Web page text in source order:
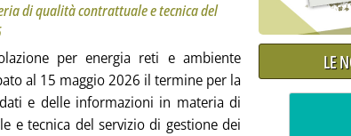
di qualità contrattuale e tecnica del
per energia reti e ambiente
al 15 maggio 2026 il termine per la
e delle informazioni in materia di
e tecnica del servizio di gestione dei
LE